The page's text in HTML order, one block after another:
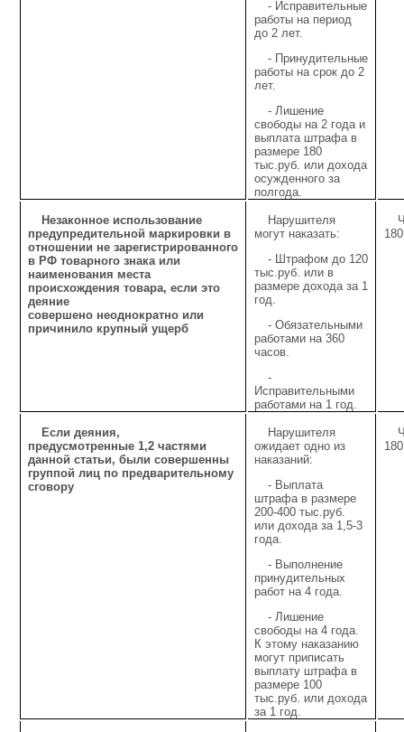
- Исправительные
работы на период
до 2 лет.
- Принудительные
работы на срок до 2
лет.
- Лишение
свободы на 2 года и
выплата штрафа в
размере 180
тыс.руб. или дохода
осужденного за
полгода.
Незаконное использование
предупредительной маркировки в
отношении не зарегистрированного
в РФ товарного знака или
наименования места
происхождения товара, если это
деяние
совершено неоднократно или
причинило крупный ущерб
Нарушителя
могут наказать:
- Штрафом до 120
тыс.руб. или в
размере дохода за 1
год.
- Обязательными
работами на 360
часов.
-
Исправительными
работами на 1 год.
Если деяния,
предусмотренные 1,2 частями
данной статьи, были совершенны
группой лиц по предварительному
сговору
Нарушителя
ожидает одно из
наказаний:
- Выплата
штрафа в размере
200-400 тыс.руб.
или дохода за 1,5-3
года.
- Выполнение
принудительных
работ на 4 года.
- Лишение
свободы на 4 года.
К этому наказанию
могут приписать
выплату штрафа в
размере 100
тыс.руб. или дохода
за 1 год.